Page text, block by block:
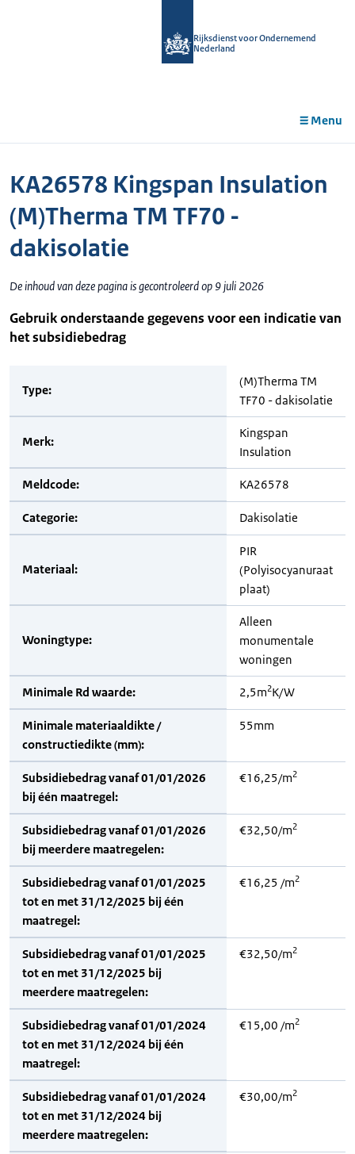
Rijksdienst voor Ondernemend
Nederland
Menu
KA26578 Kingspan Insulation
(M)Therma TM TF70 -
dakisolatie
De inhoud van deze pagina is gecontroleerd op 9 juli 2026
Gebruik onderstaande gegevens voor een indicatie van
het subsidiebedrag
Type:
(M)Therma TM
TF70 - dakisolatie
Merk:
Kingspan
Insulation
Meldcode: KA26578
Categorie: Dakisolatie
Materiaal:
PIR
(Polyisocyanuraat
plaat)
Woningtype:
Alleen
monumentale
woningen
Minimale Rd waarde: 2,5m2K/W
Minimale materiaaldikte /
constructiedikte (mm):
55mm
Subsidiebedrag vanaf 01/01/2026
bij één maatregel:
€16,25/m2
Subsidiebedrag vanaf 01/01/2026
bij meerdere maatregelen:
€32,50/m2
Subsidiebedrag vanaf 01/01/2025
tot en met 31/12/2025 bij één
maatregel:
€16,25 /m2
Subsidiebedrag vanaf 01/01/2025
tot en met 31/12/2025 bij
meerdere maatregelen:
€32,50/m2
Subsidiebedrag vanaf 01/01/2024
tot en met 31/12/2024 bij één
maatregel:
€15,00 /m2
Subsidiebedrag vanaf 01/01/2024
tot en met 31/12/2024 bij
meerdere maatregelen:
€30,00/m2